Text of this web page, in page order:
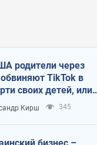
родители через
TikTok в
своих детей, или
КНР на молодежь
Кирш 345